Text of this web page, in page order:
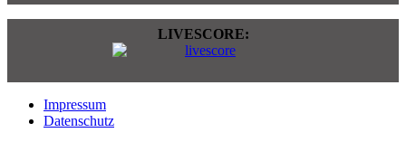
LIVESCORE:
Impressum
Datenschutz